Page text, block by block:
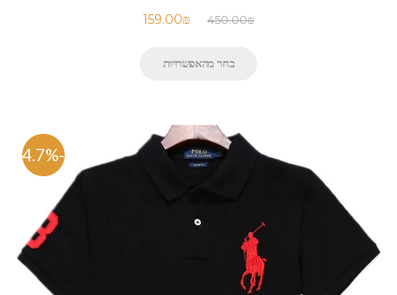
450.00₪
159.00₪
בחר מהאפשרויות
-64.7%